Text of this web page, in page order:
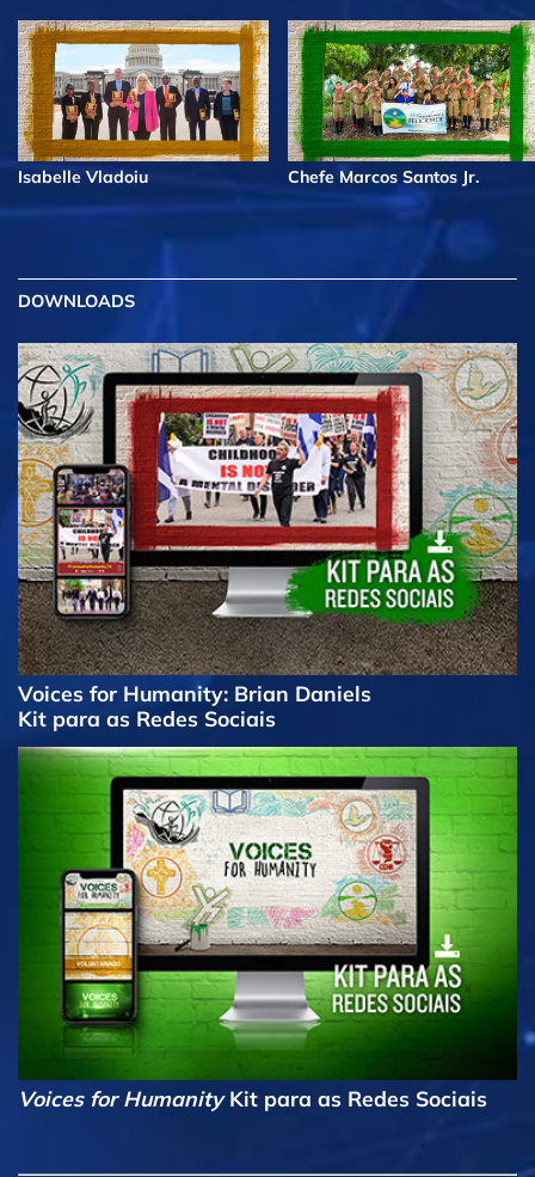
Isabelle Vladoiu Chefe Marcos Santos Jr.
DOWNLOADS
Voices for Humanity: Brian Daniels
Kit para as Redes Sociais
Voices for HumanityKit para as Redes Sociais